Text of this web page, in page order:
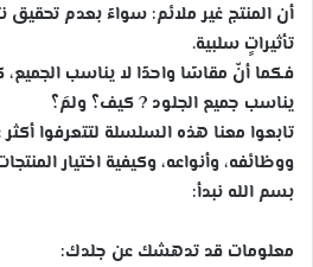
أن المنتج غير ملائم: سواءً بعدم تحقيق
تأثيراتٍ سلبية.
فكما أنّ مقاسًا واحدًا لا يناسب
يناسب جميع الجلود ?كيف؟ ولمَ؟
تابعوا معنا هذه السلسلة لتتعرفوا
ووظائفه، وأنواعه، وكيفية اختيار
بسم الله نبدأ:
معلومات قد تدهشك عن جلدك: